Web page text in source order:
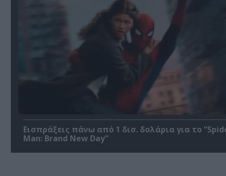
Εισπράξεις πάνω από 1 δισ. δολάρια για το
Man: Brand New Day”